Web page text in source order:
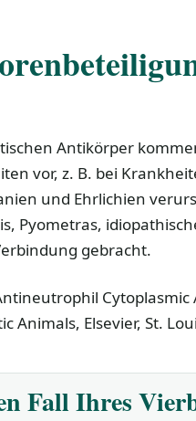
Antikörper
vor, z. B. bei
und Ehrlichien
Pyometras,
gebracht.
Cytoplasmic
Animals, Elsevier, St.
Fall Ihres